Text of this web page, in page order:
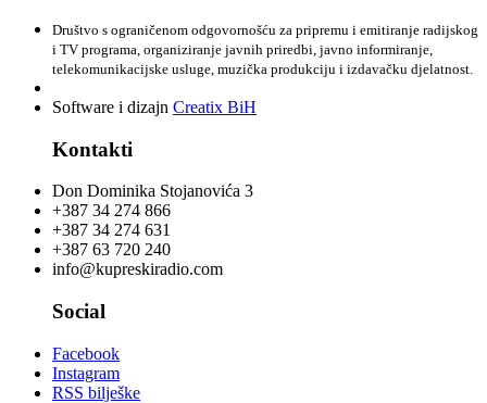
Društvo s ograničenom odgovornošću za pripremu i emitiranje radijskog
i TV programa, organiziranje javnih priredbi, javno informiranje,
telekomunikacijske usluge, muzička produkciju i izdavačku djelatnost.
Software i dizajn Creatix BiH
Kontakti
Don Dominika Stojanovića 3
+387 34 274 866
+387 34 274 631
+387 63 720 240
info@kupreskiradio.com
Social
Facebook
Instagram
RSS bilješke